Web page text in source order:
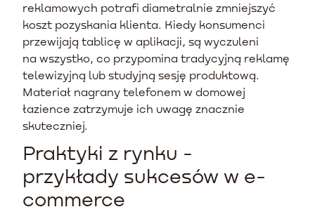
reklamowych potrafi diametralnie zmniejszyć
koszt pozyskania klienta. Kiedy konsumenci
przewijają tablicę w aplikacji, są wyczuleni
na wszystko, co przypomina tradycyjną reklamę
telewizyjną lub studyjną sesję produktową.
Materiał nagrany telefonem w domowej
łazience zatrzymuje ich uwagę znacznie
skuteczniej.
Praktyki z rynku -
przykłady sukcesów w e-
commerce